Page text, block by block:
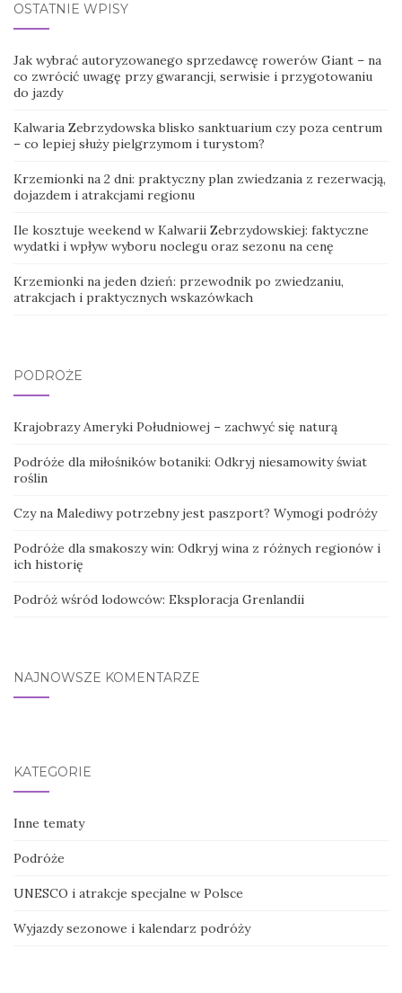
OSTATNIE WPISY
Jak wybrać autoryzowanego sprzedawcę rowerów Giant – na
co zwrócić uwagę przy gwarancji, serwisie i przygotowaniu
do jazdy
Kalwaria Zebrzydowska blisko sanktuarium czy poza centrum
– co lepiej służy pielgrzymom i turystom?
Krzemionki na 2 dni: praktyczny plan zwiedzania z rezerwacją,
dojazdem i atrakcjami regionu
Ile kosztuje weekend w Kalwarii Zebrzydowskiej: faktyczne
wydatki i wpływ wyboru noclegu oraz sezonu na cenę
Krzemionki na jeden dzień: przewodnik po zwiedzaniu,
atrakcjach i praktycznych wskazówkach
PODRÓŻE
Krajobrazy Ameryki Południowej – zachwyć się naturą
Podróże dla miłośników botaniki: Odkryj niesamowity świat
roślin
Czy na Malediwy potrzebny jest paszport? Wymogi podróży
Podróże dla smakoszy win: Odkryj wina z różnych regionów i
ich historię
Podróż wśród lodowców: Eksploracja Grenlandii
NAJNOWSZE KOMENTARZE
KATEGORIE
Inne tematy
Podróże
UNESCO i atrakcje specjalne w Polsce
Wyjazdy sezonowe i kalendarz podróży